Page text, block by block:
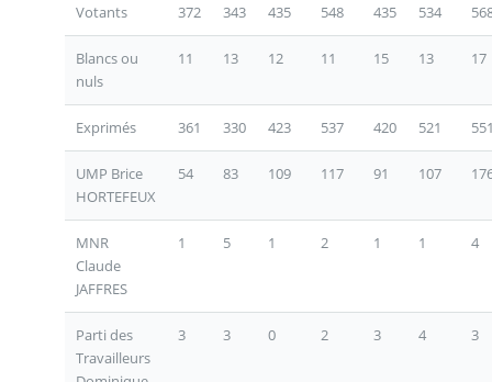
Votants 372 343 435 548 435 534
Blancs ou
nuls
11 13 12 11 15 13 17
Exprimés 361 330 423 537 420 521
UMP Brice
HORTEFEUX
54 83 109 117 91 107
MNR
Claude
JAFFRES
1 5 1 2 1 1 4
Parti des
Travailleurs
3 3 0 2 3 4 3